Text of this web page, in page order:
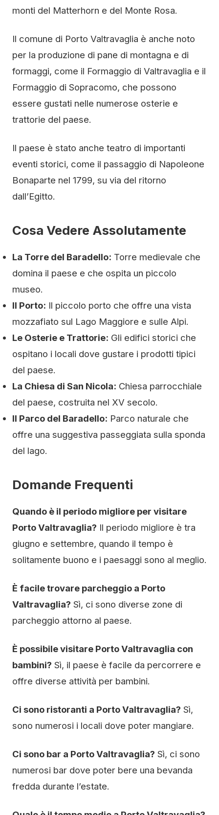
monti del Matterhorn e del Monte Rosa.
Il comune di Porto Valtravaglia è anche noto
per la produzione di pane di montagna e di
formaggi, come il Formaggio di Valtravaglia e il
Formaggio di Sopracomo, che possono
essere gustati nelle numerose osterie e
trattorie del paese.
Il paese è stato anche teatro di importanti
eventi storici, come il passaggio di Napoleone
Bonaparte nel 1799, su via del ritorno
dall’Egitto.
Cosa Vedere Assolutamente
La Torre del Baradello: Torre medievale che
domina il paese e che ospita un piccolo
museo.
Il Porto: Il piccolo porto che offre una vista
mozzafiato sul Lago Maggiore e sulle Alpi.
Le Osterie e Trattorie: Gli edifici storici che
ospitano i locali dove gustare i prodotti tipici
del paese.
La Chiesa di San Nicola: Chiesa parrocchiale
del paese, costruita nel XV secolo.
Il Parco del Baradello: Parco naturale che
offre una suggestiva passeggiata sulla sponda
del lago.
Domande Frequenti
Quando è il periodo migliore per visitare
Porto Valtravaglia? Il periodo migliore è tra
giugno e settembre, quando il tempo è
solitamente buono e i paesaggi sono al meglio.
È facile trovare parcheggio a Porto
Valtravaglia? Sì, ci sono diverse zone di
parcheggio attorno al paese.
È possibile visitare Porto Valtravaglia con
bambini? Sì, il paese è facile da percorrere e
offre diverse attività per bambini.
Ci sono ristoranti a Porto Valtravaglia? Sì,
sono numerosi i locali dove poter mangiare.
Ci sono bar a Porto Valtravaglia? Sì, ci sono
numerosi bar dove poter bere una bevanda
fredda durante l’estate.